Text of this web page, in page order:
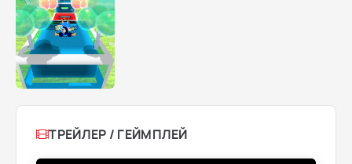
ТРЕЙЛЕР / ГЕЙМПЛЕЙ